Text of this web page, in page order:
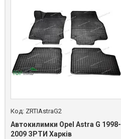
ZRTIAstraG2
Автокилимки Opel Astra G 1998-
2009 ЗРТИ Харків